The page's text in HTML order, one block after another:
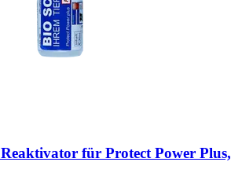
Reaktivator für Protect Power Plus,